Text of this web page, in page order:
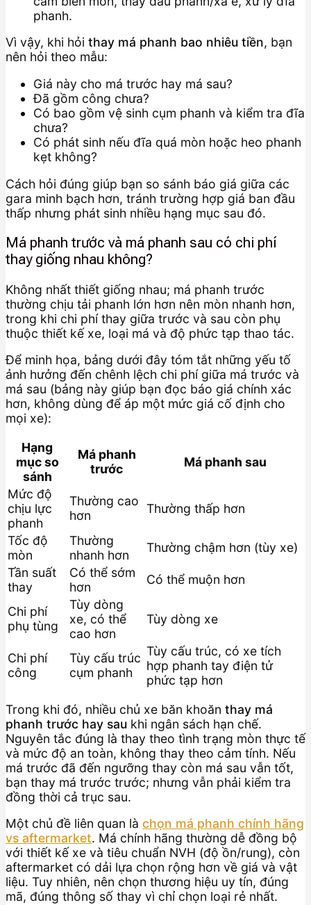
phanh.
Vì vậy, khi hỏi thay má phanh bao nhiêu tiền, bạn
nên hỏi theo mẫu:
Giá này cho má trước hay má sau?
Đã gồm công chưa?
Có bao gồm vệ sinh cụm phanh và kiểm tra đĩa
chưa?
Có phát sinh nếu đĩa quá mòn hoặc heo phanh
kẹt không?
Cách hỏi đúng giúp bạn so sánh báo giá giữa các
gara minh bạch hơn, tránh trường hợp giá ban đầu
thấp nhưng phát sinh nhiều hạng mục sau đó.
Má phanh trước và má phanh sau có chi phí
thay giống nhau không?
Không nhất thiết giống nhau; má phanh trước
thường chịu tải phanh lớn hơn nên mòn nhanh hơn,
trong khi chi phí thay giữa trước và sau còn phụ
thuộc thiết kế xe, loại má và độ phức tạp thao tác.
Để minh họa, bảng dưới đây tóm tắt những yếu tố
ảnh hưởng đến chênh lệch chi phí giữa má trước và
má sau (bảng này giúp bạn đọc báo giá chính xác
hơn, không dùng để áp một mức giá cố định cho
mọi xe):
Hạng
mục so
sánh
Má phanh
trước
Má phanh sau
Mức độ
chịu lực
phanh
Thường cao
hơn
Thường thấp hơn
Tốc độ
mòn
Thường
nhanh hơn
Thường chậm hơn (tùy xe)
Tần suất
thay
Có thể sớm
hơn
Có thể muộn hơn
Chi phí
phụ tùng
Tùy dòng
xe, có thể
cao hơn
Tùy dòng xe
Chi phí
công
Tùy cấu trúc
cụm phanh
Tùy cấu trúc, có xe tích
hợp phanh tay điện tử
phức tạp hơn
Trong khi đó, nhiều chủ xe băn khoăn thay má
phanh trước hay sau khi ngân sách hạn chế.
Nguyên tắc đúng là thay theo tình trạng mòn thực tế
và mức độ an toàn, không thay theo cảm tính. Nếu
má trước đã đến ngưỡng thay còn má sau vẫn tốt,
bạn thay má trước trước; nhưng vẫn phải kiểm tra
đồng thời cả trục sau.
Một chủ đề liên quan là chọn má phanh chính hãng
vs aftermarket. Má chính hãng thường dễ đồng bộ
với thiết kế xe và tiêu chuẩn NVH (độ ồn/rung), còn
aftermarket có dải lựa chọn rộng hơn về giá và vật
liệu. Tuy nhiên, nên chọn thương hiệu uy tín, đúng
mã, đúng thông số thay vì chỉ chọn loại rẻ nhất.